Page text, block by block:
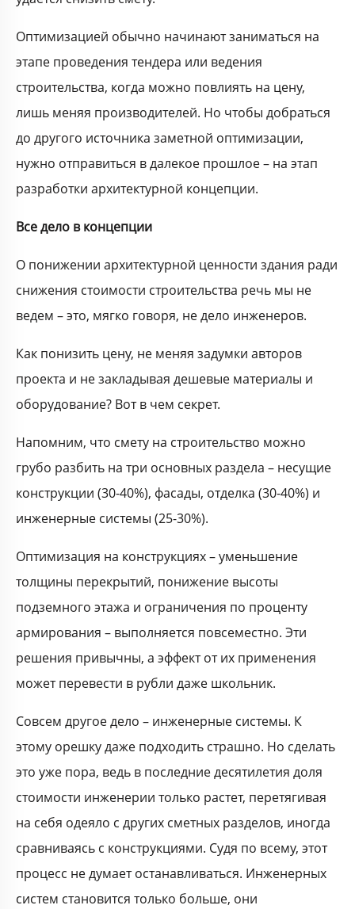
Оптимизацией обычно начинают заниматься на
этапе проведения тендера или ведения
строительства, когда можно повлиять на цену,
лишь меняя производителей. Но чтобы добраться
до другого источника заметной оптимизации,
нужно отправиться в далекое прошлое – на этап
разработки архитектурной концепции.
Все дело в концепции
О понижении архитектурной ценности здания ради
снижения стоимости строительства речь мы не
ведем – это, мягко говоря, не дело инженеров.
Как понизить цену, не меняя задумки авторов
проекта и не закладывая дешевые материалы и
оборудование? Вот в чем секрет.
Напомним, что смету на строительство можно
грубо разбить на три основных раздела – несущие
конструкции (30-40%), фасады, отделка (30-40%) и
инженерные системы (25-30%).
Оптимизация на конструкциях – уменьшение
толщины перекрытий, понижение высоты
подземного этажа и ограничения по проценту
армирования – выполняется повсеместно. Эти
решения привычны, а эффект от их применения
может перевести в рубли даже школьник.
Совсем другое дело – инженерные системы. К
этому орешку даже подходить страшно. Но сделать
это уже пора, ведь в последние десятилетия доля
стоимости инженерии только растет, перетягивая
на себя одеяло с других сметных разделов, иногда
сравниваясь с конструкциями. Судя по всему, этот
процесс не думает останавливаться. Инженерных
систем становится только больше, они